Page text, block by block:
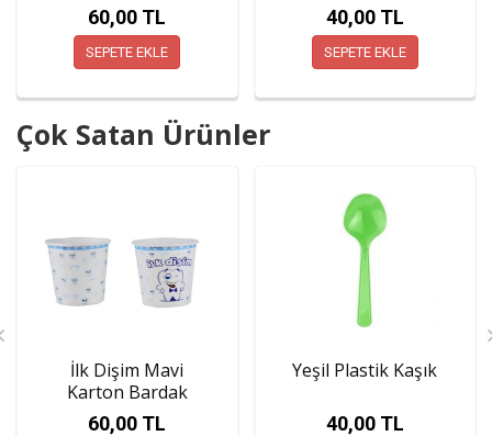
60,00 TL
SEPETE EKLE
40,00 TL
SEPETE EKLE
Çok Satan Ürünler
İlk Dişim Mavi
Karton Bardak
60,00 TL
Yeşil Plastik Kaşık
40,00 TL